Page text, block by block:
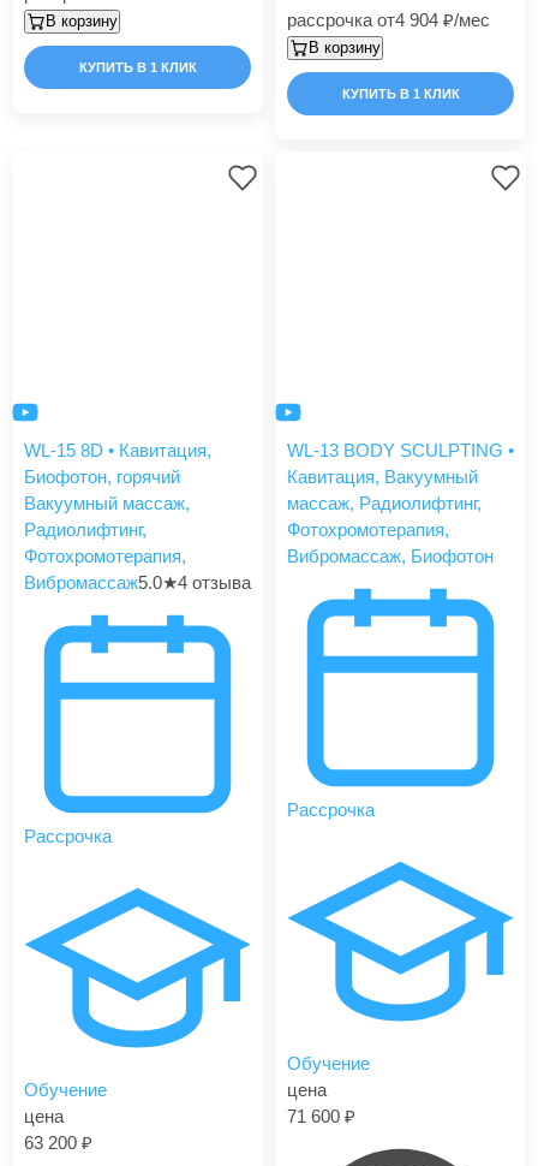
В корзину
КУПИТЬ В 1 КЛИК
рассрочка от4 904 /мес
В корзину
КУПИТЬ В 1 КЛИК
WL-15 8D • Кавитация,
Биофотон, горячий
Вакуумный массаж,
Радиолифтинг,
Фотохромотерапия,
Вибромассаж5.0★4 отзыва
Рассрочка
Обучение
цена
63 200
WL-13 BODY SCULPTING •
Кавитация, Вакуумный
массаж, Радиолифтинг,
Фотохромотерапия,
Вибромассаж, Биофотон
Рассрочка
Обучение
цена
71 600